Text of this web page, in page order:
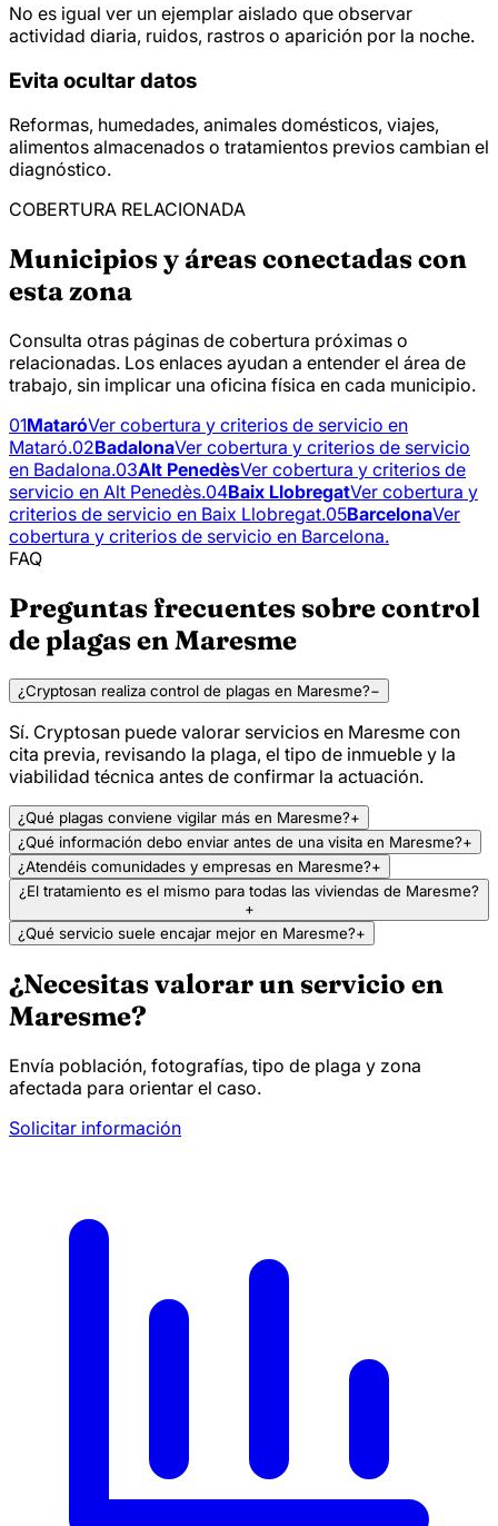
No es igual ver un ejemplar aislado que observar
actividad diaria, ruidos, rastros o aparición por la noche.
Evita ocultar datos
Reformas, humedades, animales domésticos, viajes,
alimentos almacenados o tratamientos previos cambian el
diagnóstico.
COBERTURA RELACIONADA
Municipios y áreas conectadas con
esta zona
Consulta otras páginas de cobertura próximas o
relacionadas. Los enlaces ayudan a entender el área de
trabajo, sin implicar una oficina física en cada municipio.
01MataróVer cobertura y criterios de servicio en
Mataró.02BadalonaVer cobertura y criterios de servicio
en Badalona.03Alt PenedèsVer cobertura y criterios de
servicio en Alt Penedès.04Baix LlobregatVer cobertura y
criterios de servicio en Baix Llobregat.05BarcelonaVer
cobertura y criterios de servicio en Barcelona.
FAQ
Preguntas frecuentes sobre control
de plagas en Maresme
¿Cryptosan realiza control de plagas en Maresme?−
Sí. Cryptosan puede valorar servicios en Maresme con
cita previa, revisando la plaga, el tipo de inmueble y la
viabilidad técnica antes de confirmar la actuación.
¿Qué plagas conviene vigilar más en Maresme?+
¿Qué información debo enviar antes de una visita en Maresme?+
¿Atendéis comunidades y empresas en Maresme?+
¿El tratamiento es el mismo para todas las viviendas de Maresme?
+
¿Qué servicio suele encajar mejor en Maresme?+
¿Necesitas valorar un servicio en
Maresme?
Envía población, fotografías, tipo de plaga y zona
afectada para orientar el caso.
Solicitar información